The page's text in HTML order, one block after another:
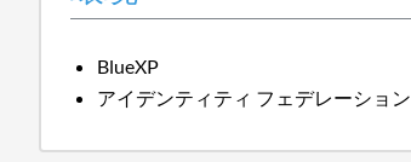
BlueXP
アイデンティティ フェデレーション